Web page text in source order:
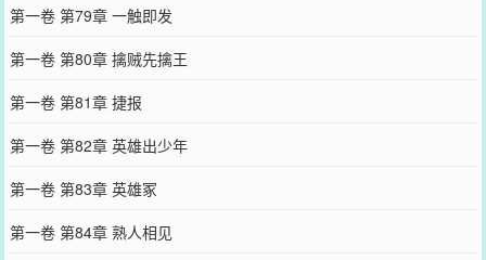
第一卷 第79章 一触即发
第一卷 第80章 擒贼先擒王
第一卷 第81章 捷报
第一卷 第82章 英雄出少年
第一卷 第83章 英雄冢
第一卷 第84章 熟人相见